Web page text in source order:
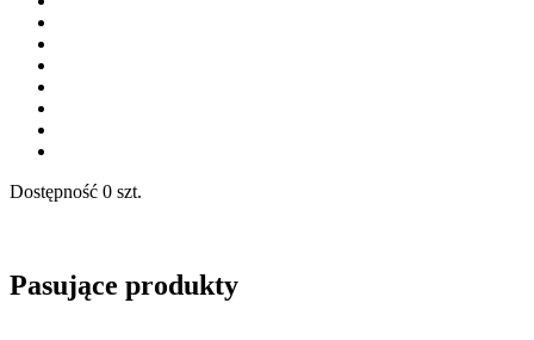
Dostępność 0 szt.
Pasujące produkty